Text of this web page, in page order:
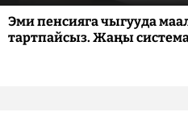
Эми пенсияга чыгууда
тартпайсыз. Жаңы